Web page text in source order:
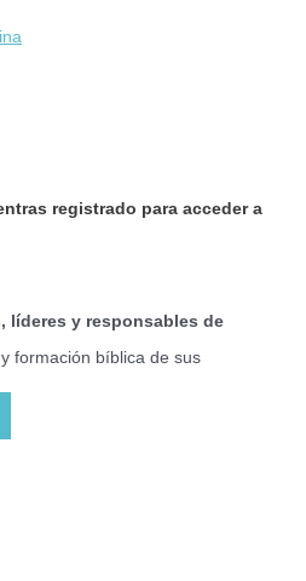
registrado para acceder a
líderes y responsables de
formación bíblica de sus